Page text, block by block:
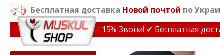
Бесплатная доставка Новой почтой по
на тренажеры до 15% Звони! ✔ Бесплатная